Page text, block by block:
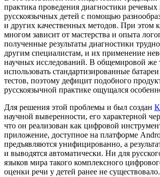
практика проведения диагностики
русскоязычных детей с помощью
и других качественных методов. При этом
многом зависит от мастерства и опыта
полученные результаты диагностики
другим специалистам, и их применение
научных исследований. В общемировой же
использовать стандартизированные
тестов, поэтому дефицит подобного
русскоязычной практике ощущался
Для решения этой проблемы и был создан
научной выверенности, его характерной
что он реализован как цифровой
приложение, доступное на платформе
предъявляются унифицированно, а
и выводятся автоматически. Ни для
языков мира такого комплексного
оценки речи у детей ранее не существовало.